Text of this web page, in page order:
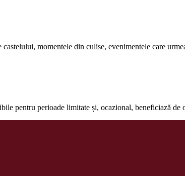
momentele din culise, evenimentele care
pentru perioade limitate și, ocazional, beneficiază